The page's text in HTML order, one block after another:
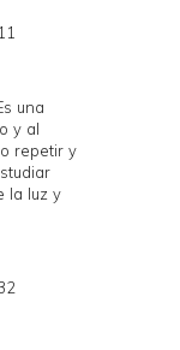
una
y al
repetir y
la luz y